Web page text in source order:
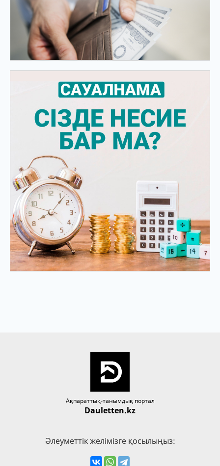
Ақпараттық-танымдық портал
Dauletten.kz
Әлеуметтік желімізге қосылыңыз: